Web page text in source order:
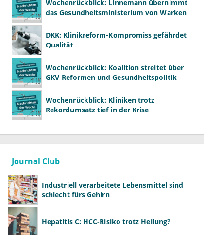
Wochenrückblick: Linnemann übernimmt
das Gesundheitsministerium von Warken
DKK: Klinikreform-Kompromiss gefährdet
Qualität
Wochenrückblick: Koalition streitet über
GKV-Reformen und Gesundheitspolitik
Wochenrückblick: Kliniken trotz
Rekordumsatz tief in der Krise
Journal Club
Industriell verarbeitete Lebensmittel sind
schlecht fürs Gehirn
Hepatitis C: HCC-Risiko trotz Heilung?